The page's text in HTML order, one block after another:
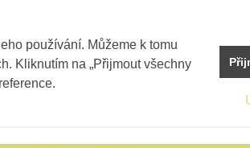
používání. Můžeme k tomu
Kliknutím na „Přijmout všechny